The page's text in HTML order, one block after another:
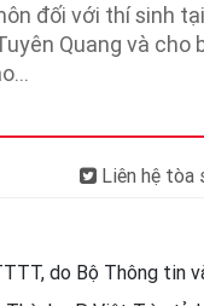
đối với thí sinh
Quang và
Liên hệ tòa
do Bộ Thông tin